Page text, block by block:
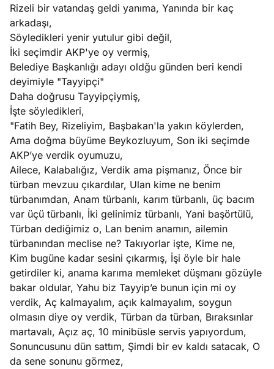
Rizeli bir vatandaş geldi yanıma, Yanında bir kaç
arkadaşı,
Söyledikleri yenir yutulur gibi değil,
İki seçimdir AKP'ye oy vermiş,
Belediye Başkanlığı adayı oldğu günden beri kendi
deyimiyle "Tayyipçi"
Daha doğrusu Tayyipçiymiş,
İşte söyledikleri,
"Fatih Bey, Rizeliyim, Başbakan'la yakın köylerden,
Ama doğma büyüme Beykozluyum, Son iki seçimde
AKP’ye verdik oyumuzu,
Ailece, Kalabalığız, Verdik ama pişmanız, Önce bir
türban mevzuu çıkardılar, Ulan kime ne benim
türbanımdan, Anam türbanlı, karım türbanlı, üç bacım
var üçü türbanlı, İki gelinimiz türbanlı, Yani başörtülü,
Türban dediğimiz o, Lan benim anamın, ailemin
türbanından meclise ne? Takıyorlar işte, Kime ne,
Kim bugüne kadar sesini çıkarmış, İşi öyle bir hale
getirdiler ki, anama karıma memleket düşmanı gözüyle
bakar oldular, Yahu biz Tayyip’e bunun için mi oy
verdik, Aç kalmayalım, açık kalmayalım, soygun
olmasın diye oy verdik, Türban da türban, Bıraksınlar
martavalı, Açız aç, 10 minibüsle servis yapıyordum,
Sonuncusunu dün sattım, Şimdi bir ev kaldı satacak, O
da sene sonunu görmez,